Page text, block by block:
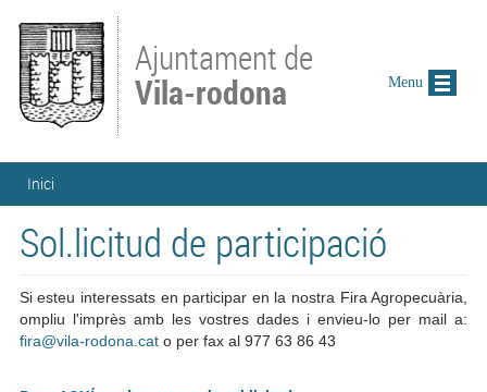
Ajuntament de
Vila-rodona
Esteu aquí
Inici
Sol.licitud de participació
Si esteu interessats en participar en la nostra Fira Agropecuària,
ompliu l'imprès amb les vostres dades i envieu-lo per mail a:
fira@vila-rodona.cato per fax al 977 63 86 43
Menu